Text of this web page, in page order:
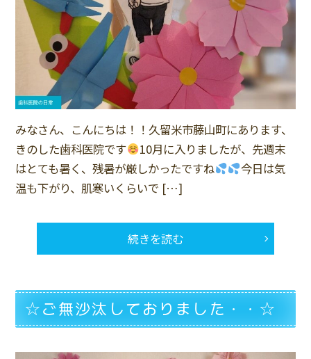
みなさん、こんにちは！！久留米市藤山町にあります、
きのした歯科医院です
10月に入りましたが、先週末
はとても暑く、残暑が厳しかったですね
今日は気
温も下がり、肌寒いくらいで […]
続きを読む
☆ご無沙汰しておりました・・☆